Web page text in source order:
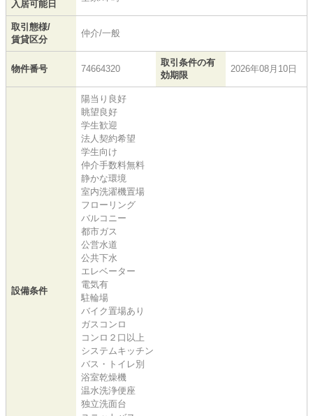
入居可能日
取引態様/
賃貸区分
仲介/一般
物件番号 74664320
取引条件の有
効期限
2026年08月10日
設備条件
陽当り良好
眺望良好
学生歓迎
法人契約希望
学生向け
仲介手数料無料
静かな環境
室内洗濯機置場
フローリング
バルコニー
都市ガス
公営水道
公共下水
エレベーター
電気有
駐輪場
バイク置場あり
ガスコンロ
コンロ２口以上
システムキッチン
バス・トイレ別
浴室乾燥機
温水洗浄便座
独立洗面台